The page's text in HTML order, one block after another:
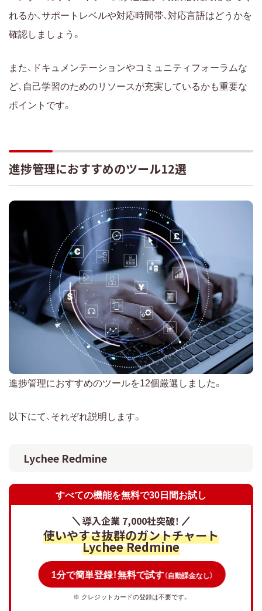
れるか、サポートレベルや対応時間帯、対応言語はどうかを
確認しましょう。
また、ドキュメンテーションやコミュニティフォーラムな
ど、自己学習のためのリソースが充実しているかも重要な
ポイントです。
進捗管理におすすめのツール12選
進捗管理におすすめのツールを12個厳選しました。
以下にて、それぞれ説明します。
Lychee Redmine
すべての機能を無料で30日間お試し
導入企業 7,000社突破！
使いやすさ抜群のガントチャート
Lychee Redmine
1分で簡単登録！無料で試す（自動課金なし）
※ クレジットカードの登録は不要です。